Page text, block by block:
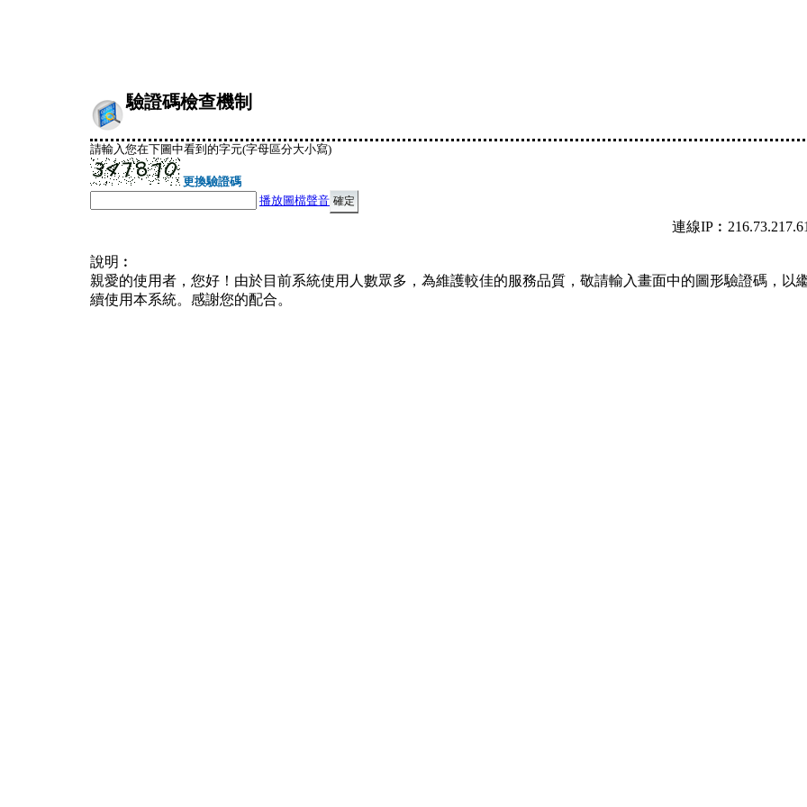
驗證碼檢查機制
請輸入您在下圖中看到的字元(字母區分大小寫)
更換驗證碼
播放圖檔聲音
連線
說明︰
親愛的使用者，您好！由於目前系統使用人數眾多，為維護較佳的服務品質，敬請輸入畫面中的圖形驗證碼，以
續使用本系統。感謝您的配合。